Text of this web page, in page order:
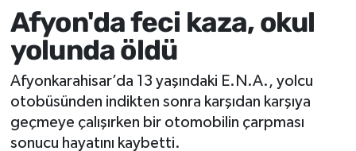
Afyon'da feci kaza, okul
yolunda öldü
Afyonkarahisar’da 13 yaşındaki E.N.A., yolcu
otobüsünden indikten sonra karşıdan karşıya
geçmeye çalışırken bir otomobilin çarpması
sonucu hayatını kaybetti.
Sağlık
Eğitim
Sivil Toplum
Ekonomi